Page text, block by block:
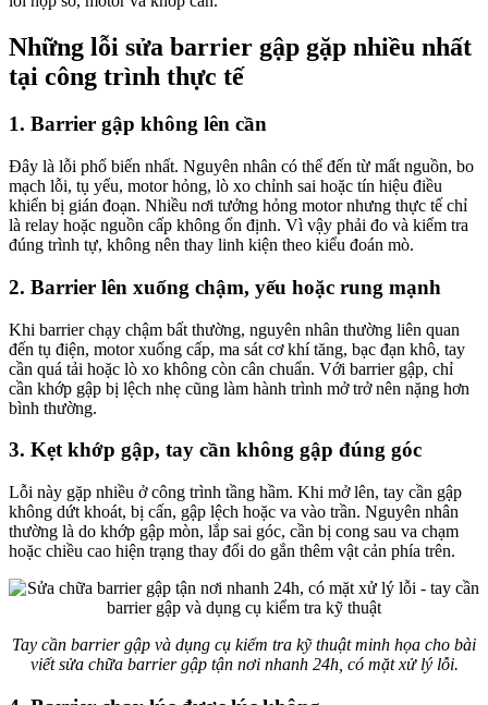
Những lỗi sửa barrier gập gặp nhiều nhất
tại công trình thực tế
1. Barrier gập không lên cần
Đây là lỗi phổ biến nhất. Nguyên nhân có thể đến từ mất nguồn, bo
mạch lỗi, tụ yếu, motor hỏng, lò xo chỉnh sai hoặc tín hiệu điều
khiển bị gián đoạn. Nhiều nơi tưởng hỏng motor nhưng thực tế chỉ
là relay hoặc nguồn cấp không ổn định. Vì vậy phải đo và kiểm tra
đúng trình tự, không nên thay linh kiện theo kiểu đoán mò.
2. Barrier lên xuống chậm, yếu hoặc rung mạnh
Khi barrier chạy chậm bất thường, nguyên nhân thường liên quan
đến tụ điện, motor xuống cấp, ma sát cơ khí tăng, bạc đạn khô, tay
cần quá tải hoặc lò xo không còn cân chuẩn. Với barrier gập, chỉ
cần khớp gập bị lệch nhẹ cũng làm hành trình mở trở nên nặng hơn
bình thường.
3. Kẹt khớp gập, tay cần không gập đúng góc
Lỗi này gặp nhiều ở công trình tầng hầm. Khi mở lên, tay cần gập
không dứt khoát, bị cấn, gập lệch hoặc va vào trần. Nguyên nhân
thường là do khớp gập mòn, lắp sai góc, cần bị cong sau va chạm
hoặc chiều cao hiện trạng thay đổi do gắn thêm vật cản phía trên.
Tay cần barrier gập và dụng cụ kiểm tra kỹ thuật minh họa cho bài
viết sửa chữa barrier gập tận nơi nhanh 24h, có mặt xử lý lỗi.